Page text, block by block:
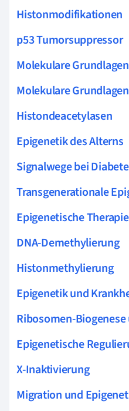
Histonmodifikationen
p53 Tumorsuppressor
Molekulare
Molekulare
Histondeacetylasen
Epigenetik des Alterns
Signalwege bei
Transgenerationale
Epigenetische Therapie
DNA-Demethylierung
Histonmethylierung
Epigenetik und
Ribosomen-
Epigenetische
X-Inaktivierung
Migration und